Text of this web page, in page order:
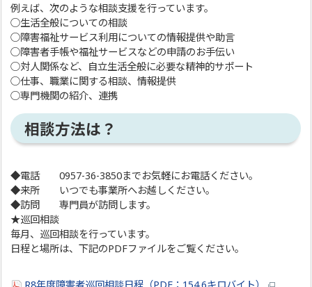
例えば、次のような相談支援を行っています。
○生活全般についての相談
○障害福祉サービス利用についての情報提供や助言
○障害者手帳や福祉サービスなどの申請のお手伝い
○対人関係など、自立生活全般に必要な精神的サポート
○仕事、職業に関する相談、情報提供
○専門機関の紹介、連携
相談方法は？
◆電話 0957-36-3850までお気軽にお電話ください。
◆来所 いつでも事業所へお越しください。
◆訪問 専門員が訪問します。
★巡回相談
毎月、巡回相談を行っています。
日程と場所は、下記のPDFファイルをご覧ください。